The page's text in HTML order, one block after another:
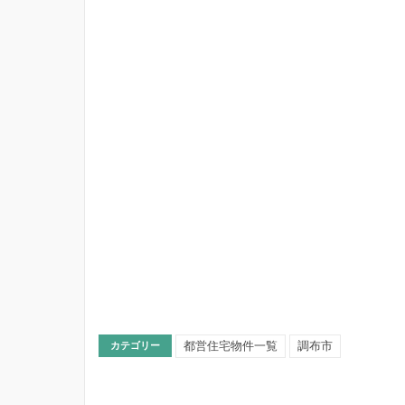
カテゴリー 都営住宅物件一覧 調布市